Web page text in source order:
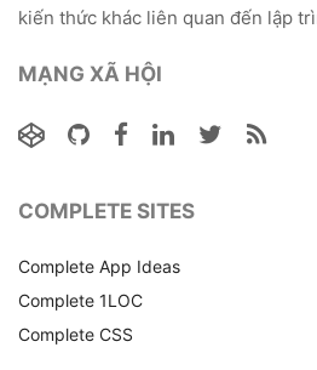
kiến thức khác liên quan đến lập
MẠNG XÃ HỘI
COMPLETE SITES
Complete App Ideas
Complete 1LOC
Complete CSS